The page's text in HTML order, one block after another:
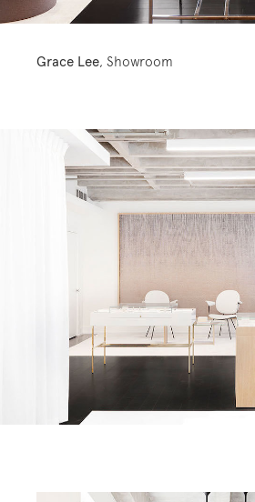
Grace Lee, Showroom